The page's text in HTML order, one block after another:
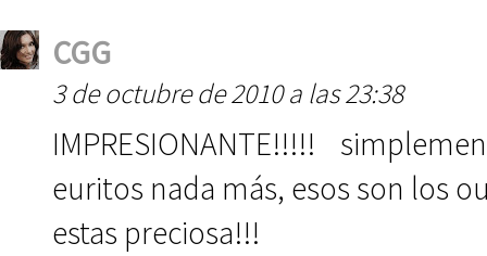
CGG
3 de octubre de 2010 a las 23:38
IMPRESIONANTE!!!!!
euritos nada más, esos son los
estas preciosa!!!